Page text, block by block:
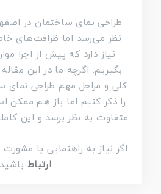
طراحی نمای ساختمان در
نظر می‌رسد اما ظرافت‌های
نیاز دارد که پیش از اجرا
بگیریم. اگرچه ما در این
کلی و مراحل مهم طراحی نمای
را ذکر کنیم اما باز هم ممکن
متفاوت به نظر برسد و این
اگر نیاز به راهنمایی یا مشورت
ارتباط